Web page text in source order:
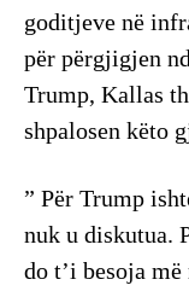
goditjeve në
për përgjigjen
Trump, Kallas
shpalosen këto
” Për Trump
nuk u diskutua.
do t’i besoja